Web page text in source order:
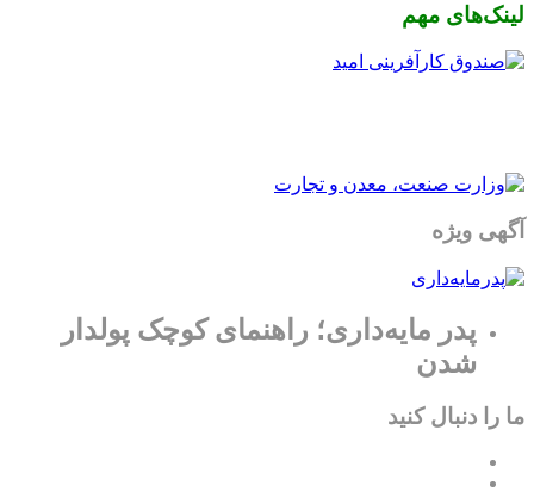
لینک‌های مهم
آگهی ویژه
پدر مایه‌داری؛ راهنمای کوچک پولدار
شدن
ما را دنبال کنید